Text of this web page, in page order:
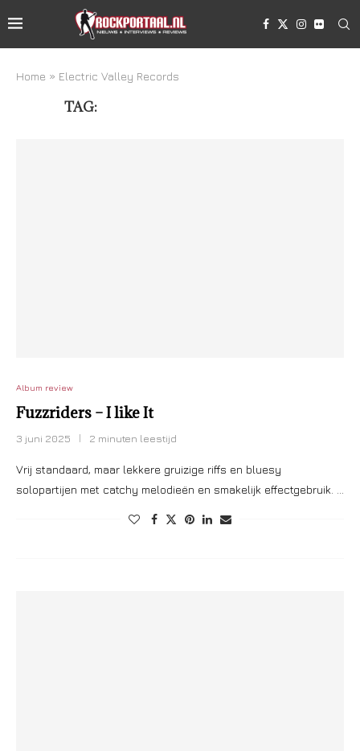
Home » Electric Valley Records
TAG:
Album review
Fuzzriders – I like It
3 juni 2025 2 minuten leestijd
Vrij standaard, maar lekkere gruizige riffs en bluesy
solopartijen met catchy melodieën en smakelijk effectgebruik. …